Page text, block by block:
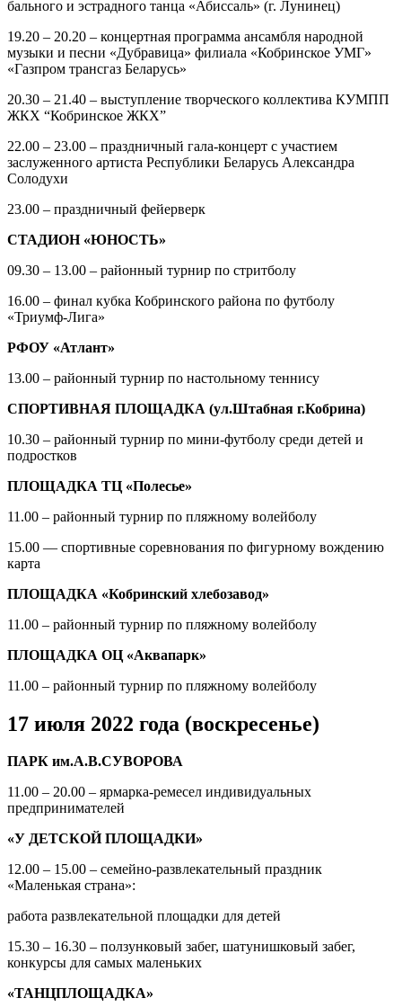
бального и эстрадного танца «Абиссаль» (г. Лунинец)
19.20 – 20.20 – концертная программа ансамбля народной
музыки и песни «Дубравица» филиала «Кобринское УМГ»
«Газпром трансгаз Беларусь»
20.30 – 21.40 – выступление творческого коллектива КУМПП
ЖКХ “Кобринское ЖКХ”
22.00 – 23.00 – праздничный гала-концерт с участием
заслуженного артиста Республики Беларусь Александра
Солодухи
23.00 – праздничный фейерверк
СТАДИОН «ЮНОСТЬ»
09.30 – 13.00 – районный турнир по стритболу
16.00 – финал кубка Кобринского района по футболу
«Триумф-Лига»
РФОУ «Атлант»
13.00 – районный турнир по настольному теннису
СПОРТИВНАЯ ПЛОЩАДКА (ул.Штабная г.Кобрина)
10.30 – районный турнир по мини-футболу среди детей и
подростков
ПЛОЩАДКА ТЦ «Полесье»
11.00 – районный турнир по пляжному волейболу
15.00 — спортивные соревнования по фигурному вождению
карта
ПЛОЩАДКА «Кобринский хлебозавод»
11.00 – районный турнир по пляжному волейболу
ПЛОЩАДКА ОЦ «Аквапарк»
11.00 – районный турнир по пляжному волейболу
17 июля 2022 года (воскресенье)
ПАРК им.А.В.СУВОРОВА
11.00 – 20.00 – ярмарка-ремесел индивидуальных
предпринимателей
«У ДЕТСКОЙ ПЛОЩАДКИ»
12.00 – 15.00 – семейно-развлекательный праздник
«Маленькая страна»:
работа развлекательной площадки для детей
15.30 – 16.30 – ползунковый забег, шатунишковый забег,
конкурсы для самых маленьких
«ТАНЦПЛОЩАДКА»